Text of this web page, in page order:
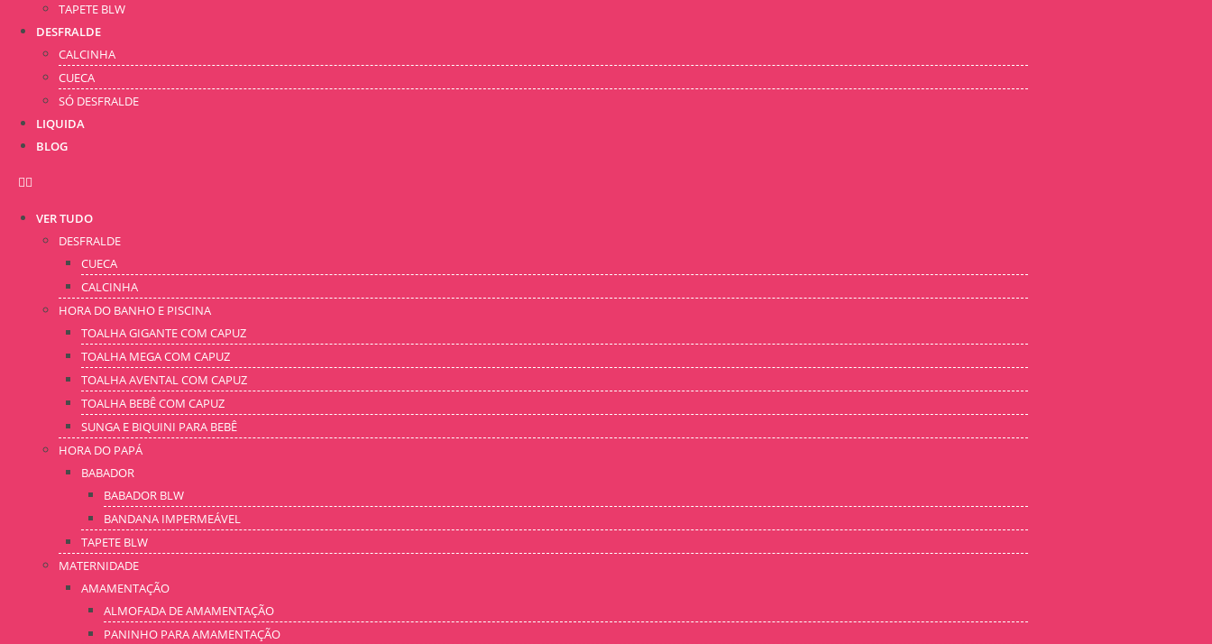
TAPETE BLW
DESFRALDE
CALCINHA
CUECA
SÓ DESFRALDE
LIQUIDA
BLOG
VER TUDO
DESFRALDE
CUECA
CALCINHA
HORA DO BANHO E PISCINA
TOALHA GIGANTE COM CAPUZ
TOALHA MEGA COM CAPUZ
TOALHA AVENTAL COM CAPUZ
TOALHA BEBÊ COM CAPUZ
SUNGA E BIQUINI PARA BEBÊ
HORA DO PAPÁ
BABADOR
BABADOR BLW
BANDANA IMPERMEÁVEL
TAPETE BLW
MATERNIDADE
AMAMENTAÇÃO
ALMOFADA DE AMAMENTAÇÃO
PANINHO PARA AMAMENTAÇÃO